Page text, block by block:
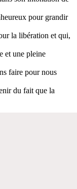
pour grandir
la libération et qui,
et une pleine
faire pour nous
du fait que la